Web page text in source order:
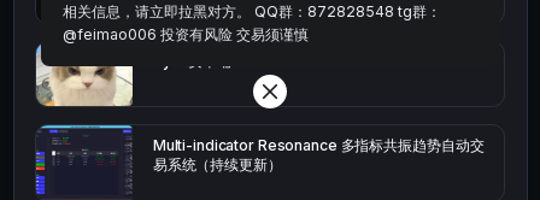
Multi-indicator Resonance 多指标共振趋势自动交
易系统（持续更新）
相关信息，请立即拉黑对方。 QQ群：872828548 tg群：
@feimao006 投资有风险 交易须谨慎